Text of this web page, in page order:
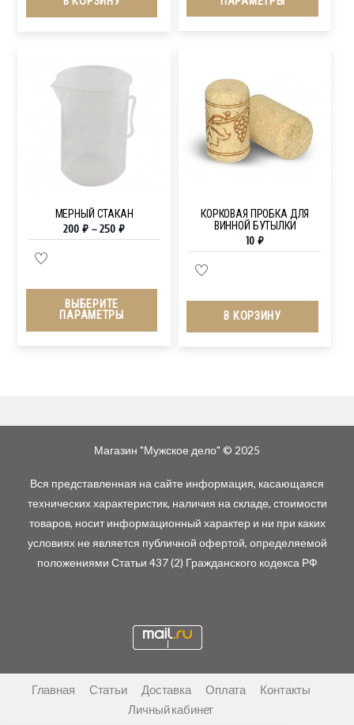
МЕРНЫЙ СТАКАН
200₽ –250₽
ВЫБЕРИТЕ
ПАРАМЕТРЫ
КОРКОВАЯ ПРОБКА ДЛЯ
ВИННОЙ БУТЫЛКИ
10₽
В КОРЗИНУ
Магазин "Мужское дело" © 2025
Вся представленная на сайте информация, касающаяся
технических характеристик, наличия на складе, стоимости
товаров, носит информационный характер и ни при каких
условиях не является публичной офертой, определяемой
положениями Статьи 437 (2) Гражданского кодекса РФ
Главная Статьи Доставка Оплата
Контакты
Личный кабинет